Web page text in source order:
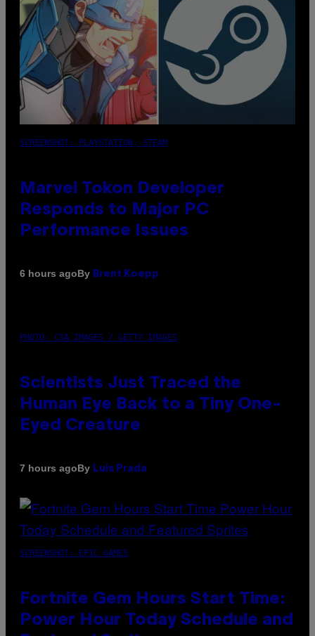
SCREENSHOT: PLAYSTATION, STEAM
Marvel Tokon Developer
Responds to Major PC
Performance Issues
6 hours agoBy Brent Koepp
PHOTO: CSA IMAGES / GETTY IMAGES
Scientists Just Traced the
Human Eye Back to a Tiny One-
Eyed Creature
7 hours agoBy Luis Prada
SCREENSHOT: EPIC GAMES
Fortnite Gem Hours Start Time:
Power Hour Today Schedule and